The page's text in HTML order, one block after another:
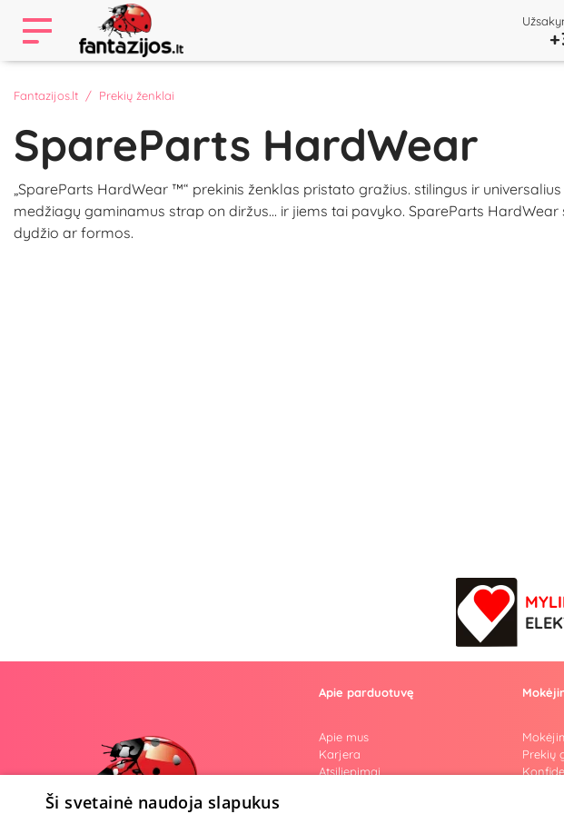
Fantazijos.lt Prekių ženklai
SpareParts HardWear
„SpareParts HardWear ™“ prekinis ženklas pristato gražius. stilingus ir
medžiagų gaminamus strap on diržus... ir jiems tai pavyko. SpareParts
dydžio ar formos.
Apie parduotuvę
Apie mus
Karjera
Atsiliepimai
Prekių
Ši svetainė naudoja slapukus